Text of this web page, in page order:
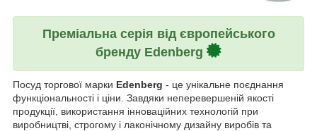
Преміальна серія від європейського
бренду Edenberg
Посуд торгової марки Edenberg - це унікальне поєднання
функціональності і ціни. Завдяки неперевершеній якості
продукції, використання інноваційних технологій при
виробництві, строгому і лаконічному дизайну виробів та